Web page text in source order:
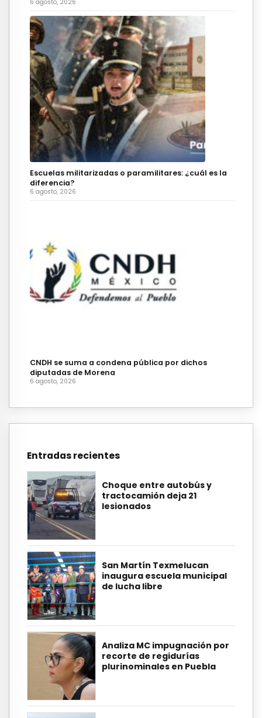
6 agosto, 2026
Escuelas militarizadas o paramilitares: ¿cuál es la
diferencia?
6 agosto, 2026
CNDH se suma a condena pública por dichos
diputadas de Morena
6 agosto, 2026
Entradas recientes
Choque entre autobús y
tractocamión deja 21
lesionados
San Martín Texmelucan
inaugura escuela municipal
de lucha libre
Analiza MC impugnación por
recorte de regidurías
plurinominales en Puebla